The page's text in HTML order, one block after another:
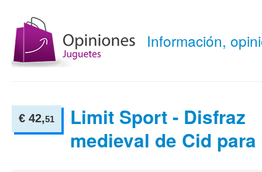
Información,
€ 42,51
Limit Sport - Disfraz
medieval de Cid